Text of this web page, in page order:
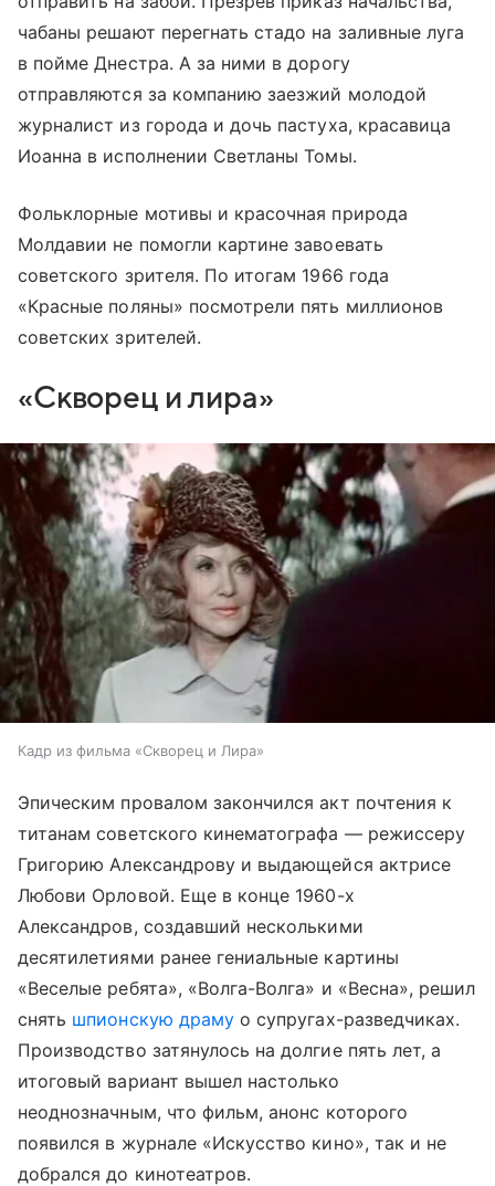
чабаны решают перегнать стадо на заливные луга
в пойме Днестра. А за ними в дорогу
отправляются за компанию заезжий молодой
журналист из города и дочь пастуха, красавица
Иоанна в исполнении Светланы Томы.
Фольклорные мотивы и красочная природа
Молдавии не помогли картине завоевать
советского зрителя. По итогам 1966 года
«Красные поляны» посмотрели пять миллионов
советских зрителей.
«Скворец и лира»
Кадр из фильма «Скворец и Лира»
Эпическим провалом закончился акт почтения к
титанам советского кинематографа — режиссеру
Григорию Александрову и выдающейся актрисе
Любови Орловой. Еще в конце 1960-х
Александров, создавший несколькими
десятилетиями ранее гениальные картины
«Веселые ребята», «Волга-Волга» и «Весна», решил
снять шпионскую драму о супругах-разведчиках.
Производство затянулось на долгие пять лет, а
итоговый вариант вышел настолько
неоднозначным, что фильм, анонс которого
появился в журнале «Искусство кино», так и не
добрался до кинотеатров.